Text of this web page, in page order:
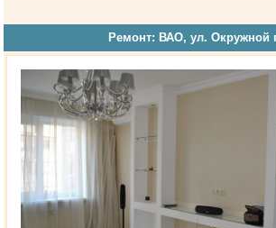
Ремонт: ВАО, ул. Окружной